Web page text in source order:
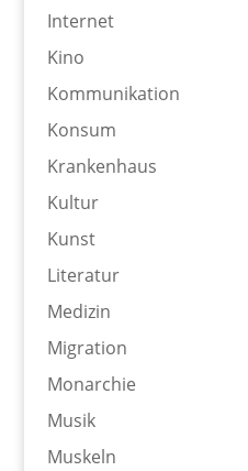
Internet
Kino
Kommunikation
Konsum
Krankenhaus
Kultur
Kunst
Literatur
Medizin
Migration
Monarchie
Musik
Muskeln